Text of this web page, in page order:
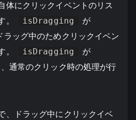
体にクリックイベントのリス
isDragging
が
ラッグ中のためクリックイベン
。
isDragging
が
通常のクリック時の処理が行
、ドラッグ中にクリックイベ